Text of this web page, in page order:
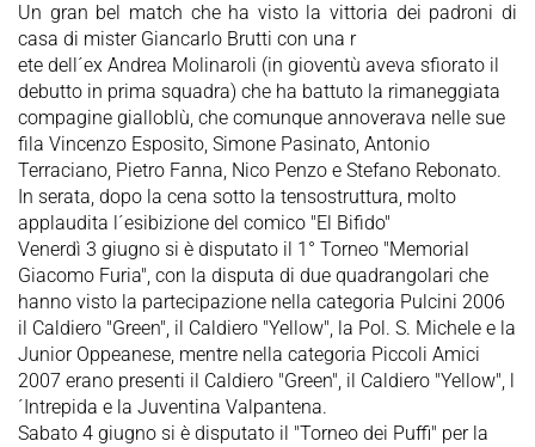
Un gran bel match che ha visto la vittoria dei padroni di
casa di mister Giancarlo Brutti con una r
ete dell´ex Andrea Molinaroli (in gioventù aveva sfiorato il
debutto in prima squadra) che ha battuto la rimaneggiata
compagine gialloblù, che comunque annoverava nelle sue
fila Vincenzo Esposito, Simone Pasinato, Antonio
Terraciano, Pietro Fanna, Nico Penzo e Stefano Rebonato.
In serata, dopo la cena sotto la tensostruttura, molto
applaudita l´esibizione del comico "El Bifido"
Venerdì 3 giugno si è disputato il 1° Torneo "Memorial
Giacomo Furia", con la disputa di due quadrangolari che
hanno visto la partecipazione nella categoria Pulcini 2006
il Caldiero "Green", il Caldiero "Yellow", la Pol. S. Michele e la
Junior Oppeanese, mentre nella categoria Piccoli Amici
2007 erano presenti il Caldiero "Green", il Caldiero "Yellow", l
´Intrepida e la Juventina Valpantena.
Sabato 4 giugno si è disputato il "Torneo dei Puffi" per la